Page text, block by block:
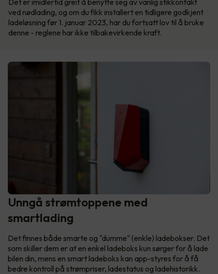
Det er imidlertid greit å benytte seg av vanlig stikkontakt
ved nødlading, og om du fikk installert en tidligere godkjent
ladeløsning før 1. januar 2023, har du fortsatt lov til å bruke
denne - reglene har ikke tilbakevirkende kraft.
Unngå strømtoppene med
smartlading
Det finnes både smarte og "dumme" (enkle) ladebokser. Det
som skiller dem er at en enkel ladeboks kun sørger for å lade
bilen din, mens en smart ladeboks kan app-styres for å få
bedre kontroll på strømpriser, ladestatus og ladehistorikk.